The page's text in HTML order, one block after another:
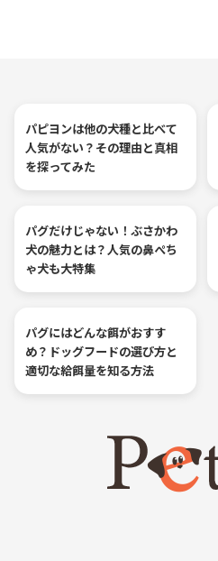
パピヨンは他の犬種と比べて
人気がない？その理由と真相
を探ってみた
パグだけじゃない！ぶさかわ
犬の魅力とは？人気の鼻ぺち
ゃ犬も大特集
パグにはどんな餌がおすす
め？ドッグフードの選び方と
適切な給餌量を知る方法